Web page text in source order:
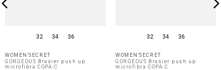
32 34 36
WOMEN'SECRET
GORGEOUS Brasier push up
microfibra COPA-C
32 34 36
WOMEN'SECRET
GORGEOUS Brasier push up
microfibra COPA-C